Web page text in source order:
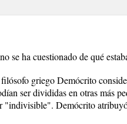
se ha cuestionado de qué
griego Demócrito
ser divididas en otras más
"indivisible". Demócrito